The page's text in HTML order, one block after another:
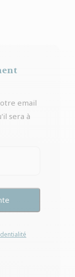
email
sera à